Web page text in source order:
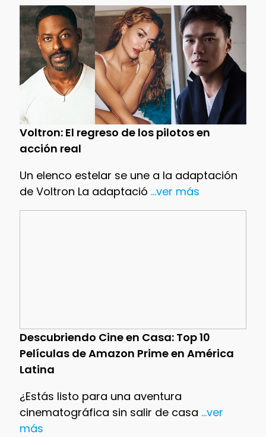
Voltron: El regreso de los pilotos en
acción real
Un elenco estelar se une a la adaptación
de Voltron La adaptació ...ver más
Descubriendo Cine en Casa: Top 10
Películas de Amazon Prime en América
Latina
¿Estás listo para una aventura
cinematográfica sin salir de casa ...ver
más